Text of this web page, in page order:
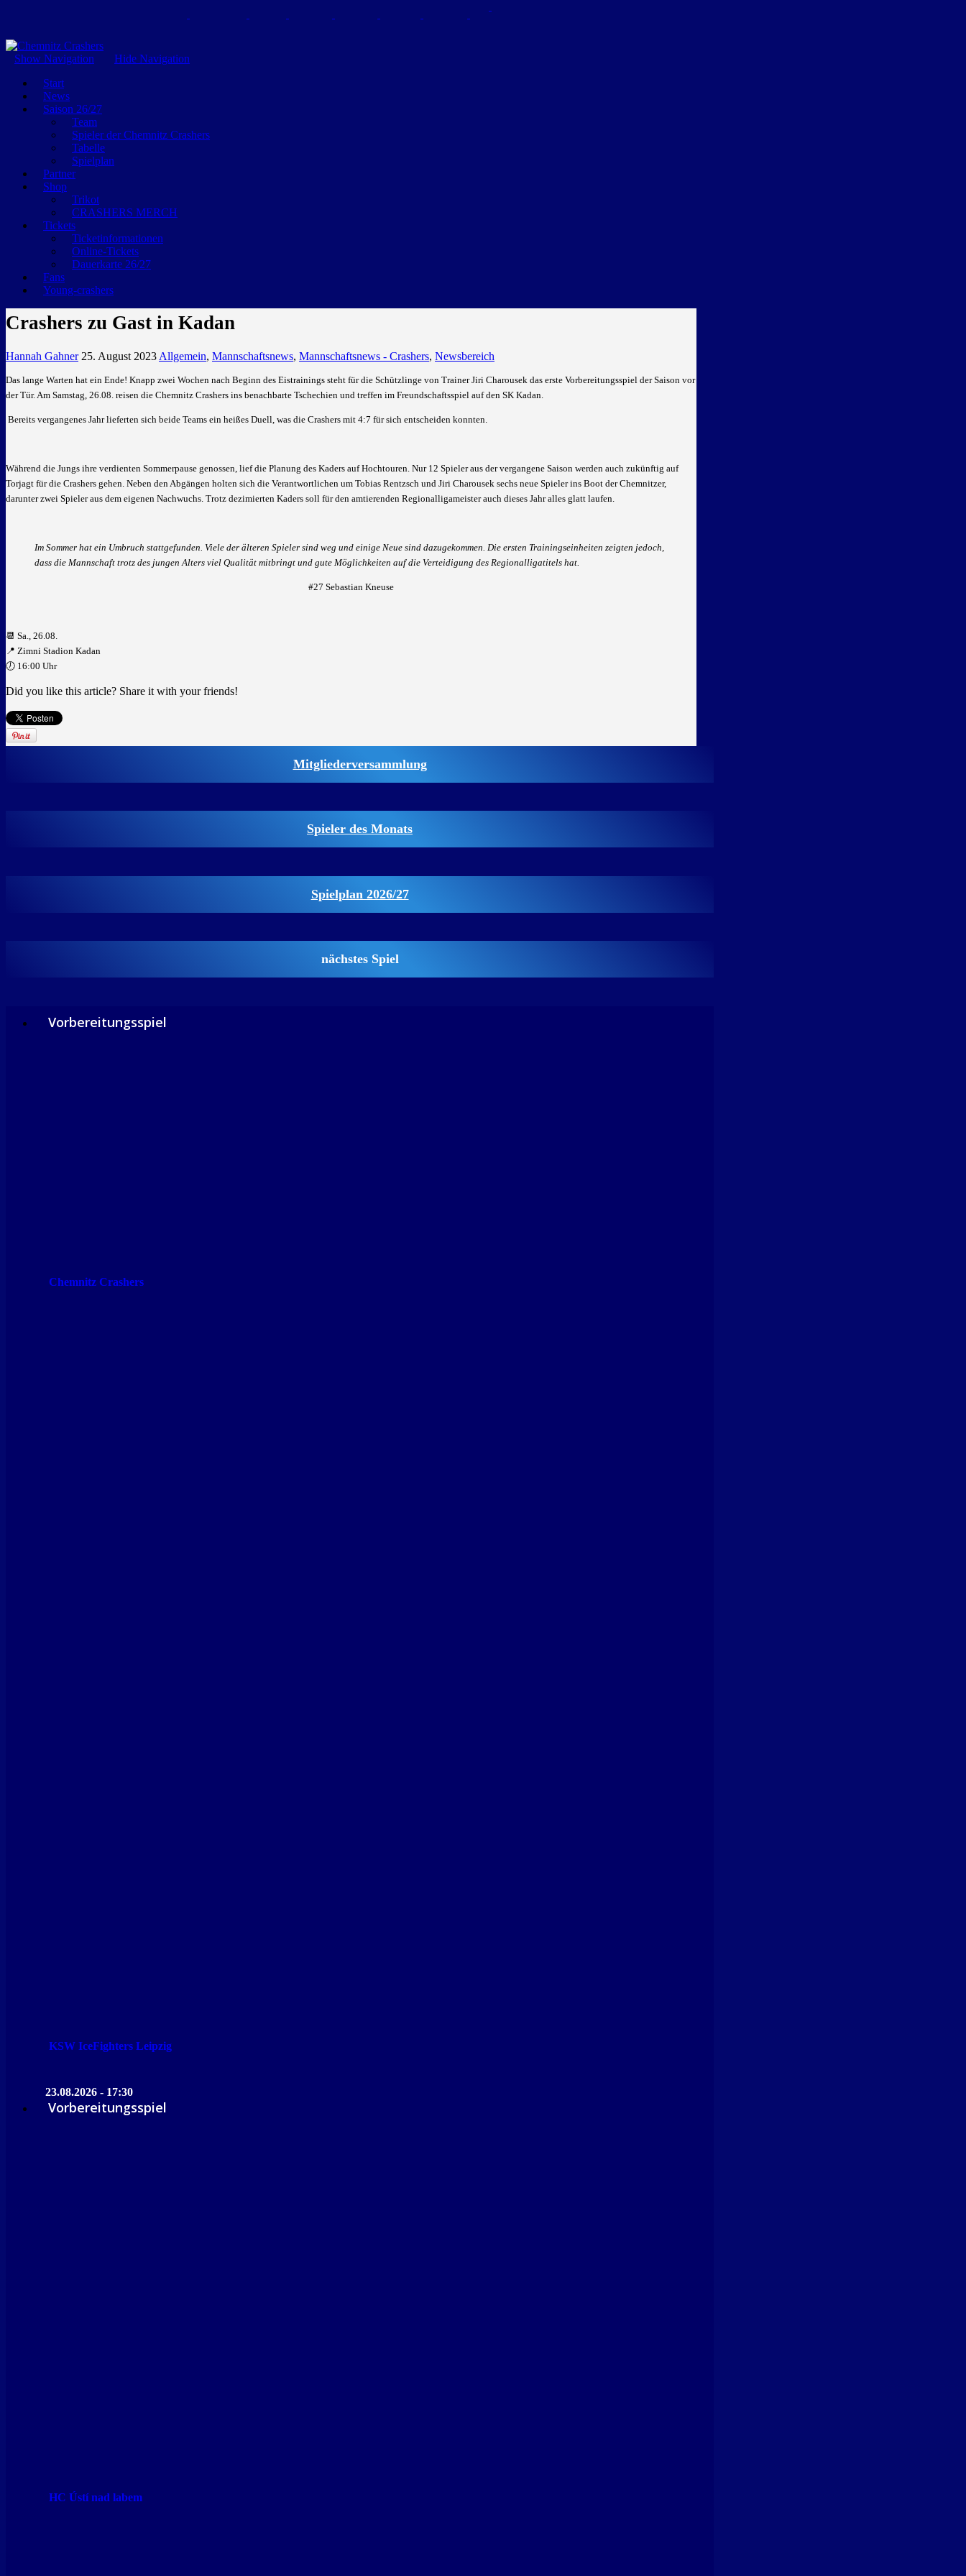
GEMEINSAM EINE LEIDENSCHAFT
Show Navigation
Hide Navigation
Start
News
Saison 26/27
Team
Spieler der Chemnitz Crashers
Tabelle
Spielplan
Partner
Shop
Trikot
CRASHERS MERCH
Tickets
Ticketinformationen
Online-Tickets
Dauerkarte 26/27
Fans
Young-crashers
Crashers zu Gast in Kadan
Hannah Gahner 25. August 2023 Allgemein, Mannschaftsnews, Mannschaftsnews - Crashers, Newsbereich
Das lange Warten hat ein Ende! Knapp zwei Wochen nach Beginn des Eistrainings steht für die Schützlinge von Trainer Jiri Charousek das erste Vorbereitungsspiel der Saison vor
der Tür. Am Samstag, 26.08. reisen die Chemnitz Crashers ins benachbarte Tschechien und treffen im Freundschaftsspiel auf den SK Kadan.
Bereits vergangenes Jahr lieferten sich beide Teams ein heißes Duell, was die Crashers mit 4:7 für sich entscheiden konnten.
Während die Jungs ihre verdienten Sommerpause genossen, lief die Planung des Kaders auf Hochtouren. Nur 12 Spieler aus der vergangene Saison werden auch zukünftig auf
Torjagt für die Crashers gehen. Neben den Abgängen holten sich die Verantwortlichen um Tobias Rentzsch und Jiri Charousek sechs neue Spieler ins Boot der Chemnitzer,
darunter zwei Spieler aus dem eigenen Nachwuchs. Trotz dezimierten Kaders soll für den amtierenden Regionalligameister auch dieses Jahr alles glatt laufen.
Im Sommer hat ein Umbruch stattgefunden. Viele der älteren Spieler sind weg und einige Neue sind dazugekommen. Die ersten Trainingseinheiten zeigten jedoch,
dass die Mannschaft trotz des jungen Alters viel Qualität mitbringt und gute Möglichkeiten auf die Verteidigung des Regionalligatitels hat.
#27 Sebastian Kneuse
📆 Sa., 26.08.
📍 Zimni Stadion Kadan
🕖 16:00 Uhr
Did you like this article? Share it with your friends!
Mitgliederversammlung
Spieler des Monats
Spielplan 2026/27
nächstes Spiel
Vorbereitungsspiel
Chemnitz Crashers
KSW IceFighters Leipzig
23.08.2026 - 17:30
Vorbereitungsspiel
HC Ústí nad labem